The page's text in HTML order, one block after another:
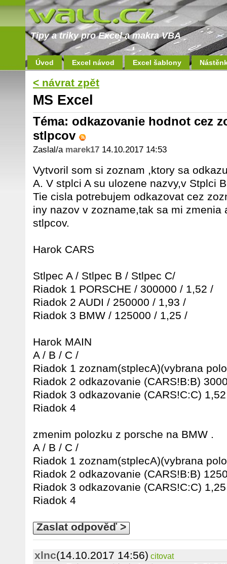
Tipy a triky pro Excel a makra VBA
Úvod Excel návod Excel šablony
< návrat zpět
MS Excel
Téma: odkazovanie hodnot cez
stlpcov
Zaslal/a marek17 14.10.2017 14:53
Vytvoril som si zoznam ,ktory sa
A. V stplci A su ulozene nazvy,v Stplci
Tie cisla potrebujem odkazovat cez
iny nazov v zozname,tak sa mi zmenia
stlpcov.
Harok CARS
Stlpec A / Stlpec B / Stlpec C/
Riadok 1 PORSCHE / 300000 / 1,52 /
Riadok 2 AUDI / 250000 / 1,93 /
Riadok 3 BMW / 125000 / 1,25 /
Harok MAIN
A / B / C /
Riadok 1 zoznam(stplecA)(vybrana
Riadok 2 odkazovanie (CARS!B:B)
Riadok 3 odkazovanie (CARS!C:C) 1,52
Riadok 4
zmenim polozku z porsche na BMW .
A / B / C /
Riadok 1 zoznam(stplecA)(vybrana
Riadok 2 odkazovanie (CARS!B:B)
Riadok 3 odkazovanie (CARS!C:C) 1,25
Riadok 4
Zaslat odpověď >
xlnc(14.10.2017 14:56) citovat